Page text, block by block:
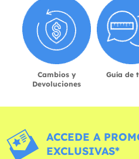
Cambios y
Devoluciones
Guía de
ACCEDE A
EXCLUSIVAS*